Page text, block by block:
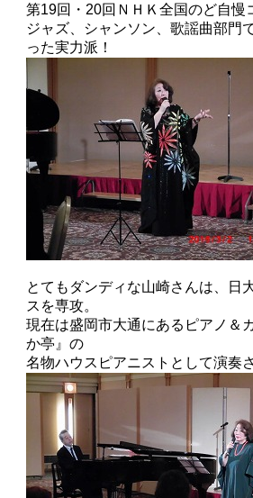
第19回・20回ＮＨＫ全国のど自慢
ジャズ、シャンソン、歌謡曲部門
った実力派！
とてもダンディな山崎さんは、日
スを専攻。
現在は盛岡市大通にあるピアノ＆
か亭』の
名物ハウスピアニストとして演奏